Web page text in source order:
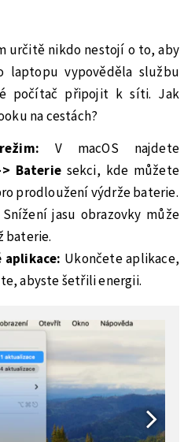
určitě nikdo nestojí o to, aby
laptopu vypověděla službu
počítač připojit k síti. Jak
na cestách?
V macOS najdete
Bateriesekci, kde můžete
prodloužení výdrže baterie.
Snížení jasu obrazovky může
baterie.
Ukončete aplikace,
abyste šetřili energii.